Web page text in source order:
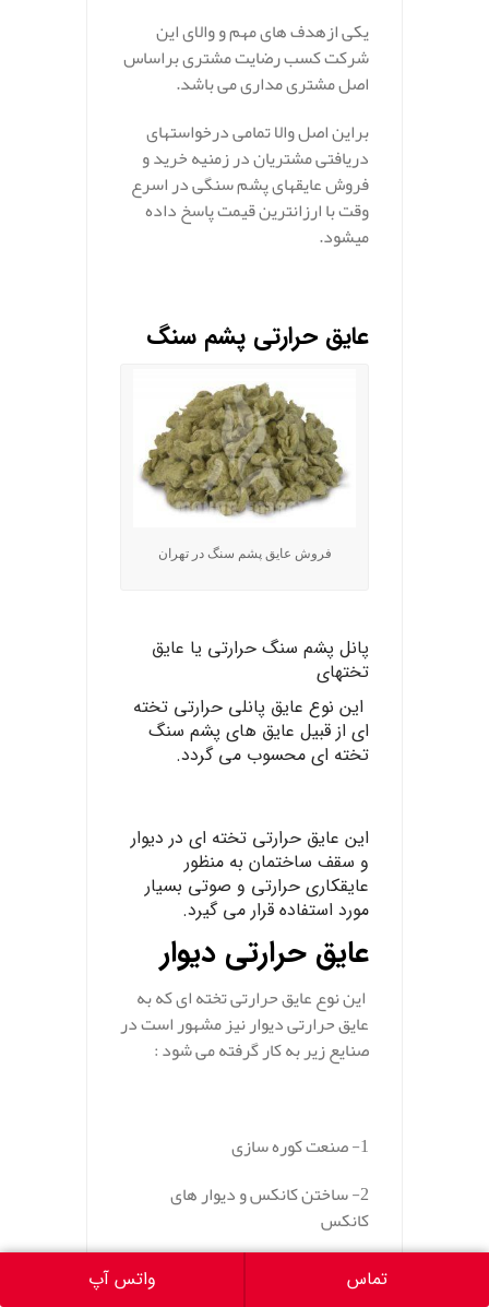
یکیازهدف هایمهم و والایاین
شرکتکسبرضایتمشتریبراساس
اصلمشتریمداری می باشد.
براین اصل والا تمامیدرخواستهای
دریافتیمشتریان در زمنیه خرید و
فروش عایقهای پشم سنگیدراسرع
وقتبا ارزانترینقیمتپاسخداده
میشود.
عایق حرارتی پشم سنگ
فروش عایق پشم سنگ در تهران
پانل پشم سنگ حرارتی یا عایق
تختهای
این نوع عایق پانلی حرارتی تخته
ای از قبیل عایق های پشم سنگ
تخته ای محسوب می گردد.
این عایق حرارتی تخته ای در دیوار
و سقف ساختمان به منظور
عایقکاری حرارتی و صوتی بسیار
مورد استفاده قرار می گیرد.
عایق حرارتی دیوار
این نوع عایق حرارتی تخته ای که به
عایق حرارتی دیوار نیز مشهور است در
صنایع زیر به کار گرفته می شود :
1- صنعت کورهسازی
2- ساختنکانکس و دیوار های
کانکس
3- تولید و ساخت انواع ساندویچ
پانل
تماس واتس آپ